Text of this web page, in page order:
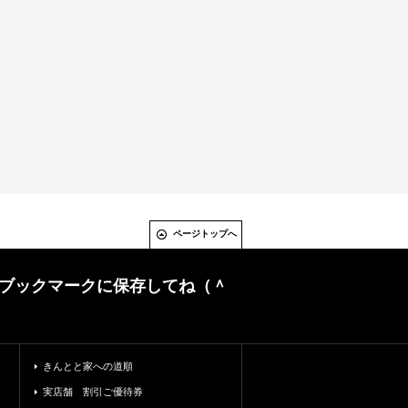
ページトップへ
クマークに保存してね（＾
きんとと家への道順
実店舗 割引ご優待券